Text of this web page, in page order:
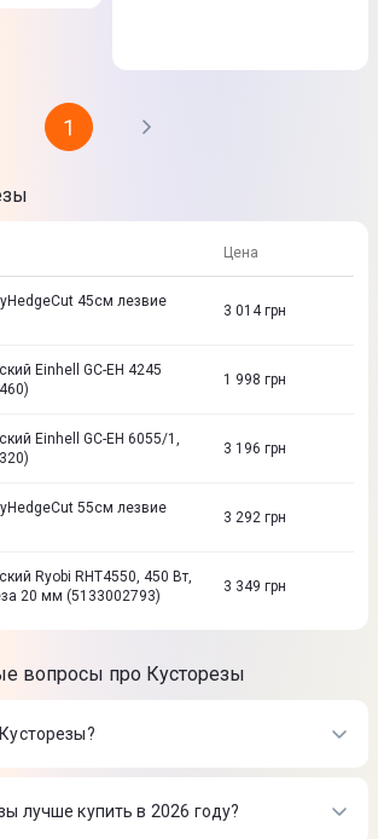
1
Цена
45см лезвие
3 014грн
Einhell GC-EH 4245
1 998 грн
Einhell GC-EH 6055/1,
3 196 грн
55см лезвие
3 292 грн
Ryobi RHT4550, 450 Вт,
20 мм (5133002793)
3 349 грн
вопросы про Кусторезы
лучше купить в 2026 году?